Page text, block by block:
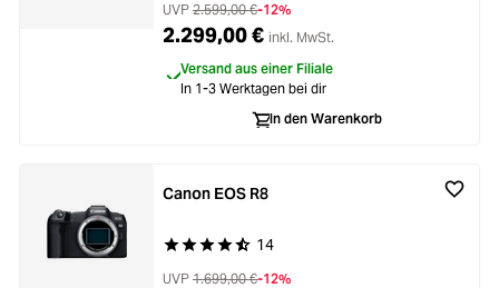
UVP 2.599,00 €-12%
2.299,00 € inkl. MwSt.
Versand aus einer Filiale
In 1-3 Werktagen bei dir
In den Warenkorb
Durchschnittliche Bewertung von 4.5 von 5
14
Canon EOS R8
UVP 1.699,00 €-12%